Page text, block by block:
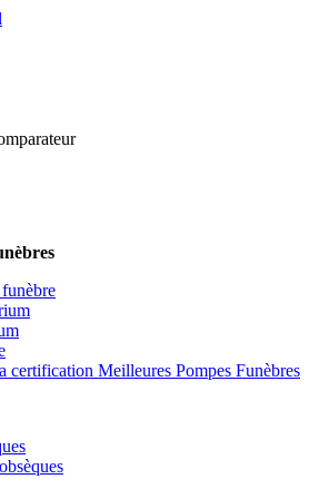
certification Meilleures Pompes Funèbres